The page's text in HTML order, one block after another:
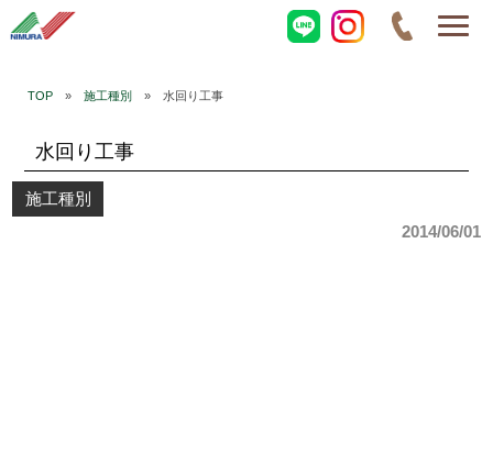
TOP» 施工種別 » 水回り工事
水回り工事
施工種別
2014/06/01